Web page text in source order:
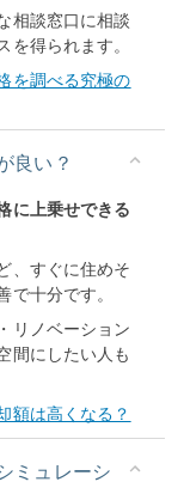
相談窓口に相談
を得られます。
を調べる究極の
良い？
に上乗せできる
、すぐに住めそ
で十分です。
リノベーション
間にしたい人も
額は高くなる？
ミュレーシ